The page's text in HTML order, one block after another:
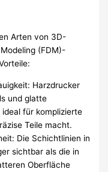
Arten von 3D-
(FDM)-
Harzdrucker
und glatte
für komplizierte
Teile macht.
Die Schichtlinien in
sichtbar als die in
Oberfläche